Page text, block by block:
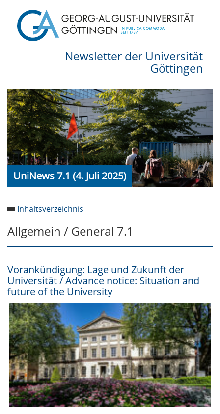
Newsletter der Universität
Göttingen
UniNews 7.1 (4. Juli 2025)
Inhaltsverzeichnis
Allgemein / General 7.1
Zukunft der Universität /
Advance notice: Situation and
future of the University
Spendenaufruf Nothilfe / Call:
donate to the Emergency
Relief Fund
Semesterabschlusskonzert /
End-of-semester Concert
CampusPost: Eventkalender
in frischem Look (in German)
Allgemein / General 7.1
Vorankündigung: Lage und Zukunft der
Universität / Advance notice: Situation and
future of the University